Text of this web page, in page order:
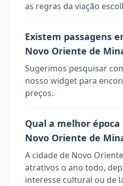
as regras da viação
Existem passagens
Novo Oriente de
Sugerimos pesquisar
nosso widget para
preços.
Qual a melhor
Novo Oriente de
A cidade de Novo
atrativos o ano todo,
interesse cultural ou de